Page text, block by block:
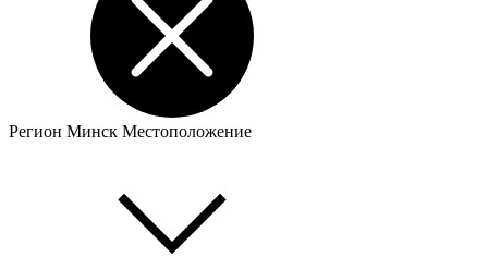
Регион Минск Местоположение